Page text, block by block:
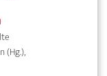
(Hg.),